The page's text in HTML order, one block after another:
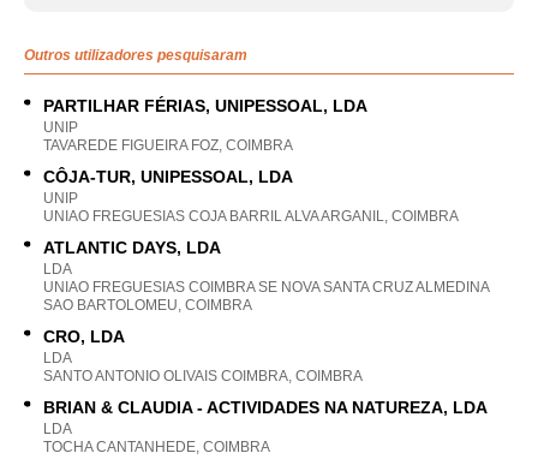
Outros utilizadores pesquisaram
PARTILHAR FÉRIAS, UNIPESSOAL, LDA
UNIP
TAVAREDE FIGUEIRA FOZ, COIMBRA
CÔJA-TUR, UNIPESSOAL, LDA
UNIP
UNIAO FREGUESIAS COJA BARRIL ALVA ARGANIL, COIMBRA
ATLANTIC DAYS, LDA
LDA
UNIAO FREGUESIAS COIMBRA SE NOVA SANTA CRUZ ALMEDINA
SAO BARTOLOMEU, COIMBRA
CRO, LDA
LDA
SANTO ANTONIO OLIVAIS COIMBRA, COIMBRA
BRIAN & CLAUDIA - ACTIVIDADES NA NATUREZA, LDA
LDA
TOCHA CANTANHEDE, COIMBRA